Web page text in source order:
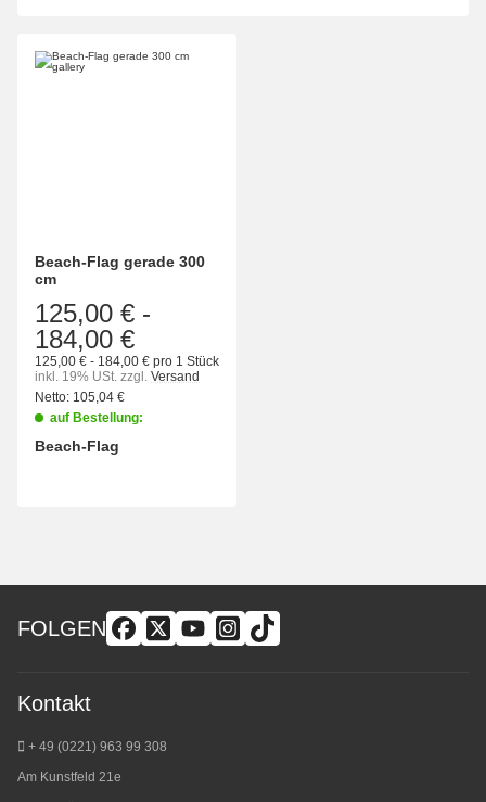
Beach-Flag gerade 300
cm
125,00 € -
184,00 €
125,00 € - 184,00 € pro 1 Stück
inkl. 19% USt. zzgl. Versand
Netto: 105,04 €
auf Bestellung:
Beach-Flag
FOLGEN
Kontakt
+ 49 (0221) 963 99 308
Am Kunstfeld 21e